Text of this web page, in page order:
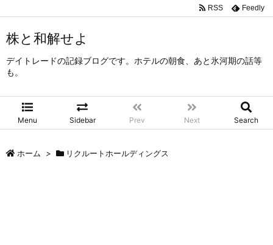
株と和解せよ
デイトレードの記録ブログです。ホテルの朝食、あと氷河期の話等
も。
Menu Sidebar Prev Next Search
RSS Feedly
ホーム > リクルートホールディングス